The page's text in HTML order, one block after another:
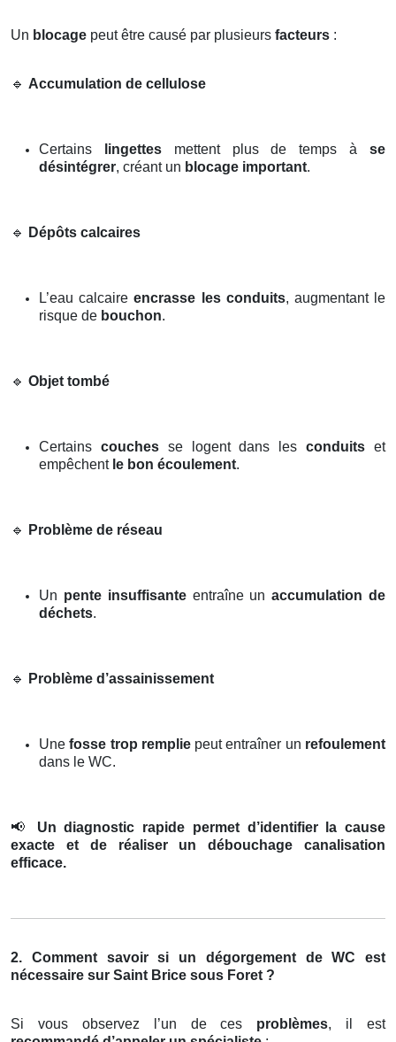
Un blocage peut être causé par plusieurs facteurs :
🔹 Accumulation de cellulose
Certains lingettesmettent plus de temps àse
désintégrer, créant un blocage important.
🔹 Dépôts calcaires
L’eau calcaireencrasse les conduits, augmentant le
risque de bouchon.
🔹 Objet tombé
Certains couchesse logent dans lesconduits et
empêchent le bon écoulement.
🔹 Problème de réseau
Un pente insuffisanteentraîne unaccumulation de
déchets.
🔹 Problème d’assainissement
Unefosse trop rempliepeut entraîner un refoulement
dans le WC.
📢
Un diagnostic rapide permet d’identifier la cause
exacte et de réaliser un débouchage canalisation
efficace.
2. Comment savoir si un dégorgement de WC est
nécessaire sur Saint Brice sous Foret ?
Si vous observez l’un de ces problèmes, il est